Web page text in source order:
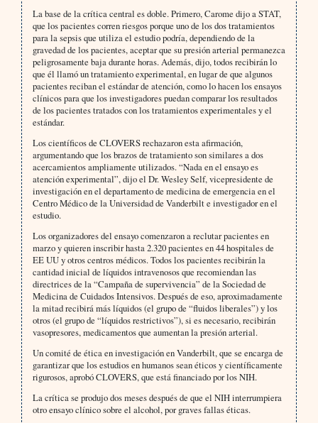
La base de la crítica central es doble. Primero, Carome dijo a STAT,
que los pacientes corren riesgos porque uno de los dos tratamientos
para la sepsis que utiliza el estudio podría, dependiendo de la
gravedad de los pacientes, aceptar que su presión arterial permanezca
peligrosamente baja durante horas. Además, dijo, todos recibirán lo
que él llamó un tratamiento experimental, en lugar de que algunos
pacientes reciban el estándar de atención, como lo hacen los ensayos
clínicos para que los investigadores puedan comparar los resultados
de los pacientes tratados con los tratamientos experimentales y el
estándar.
Los científicos de CLOVERS rechazaron esta afirmación,
argumentando que los brazos de tratamiento son similares a dos
acercamientos ampliamente utilizados. “Nada en el ensayo es
atención experimental”, dijo el Dr. Wesley Self, vicepresidente de
investigación en el departamento de medicina de emergencia en el
Centro Médico de la Universidad de Vanderbilt e investigador en el
estudio.
Los organizadores del ensayo comenzaron a reclutar pacientes en
marzo y quieren inscribir hasta 2.320 pacientes en 44 hospitales de
EE UU y otros centros médicos. Todos los pacientes recibirán la
cantidad inicial de líquidos intravenosos que recomiendan las
directrices de la “Campaña de supervivencia” de la Sociedad de
Medicina de Cuidados Intensivos. Después de eso, aproximadamente
la mitad recibirá más líquidos (el grupo de “fluidos liberales”) y los
otros (el grupo de “líquidos restrictivos”), si es necesario, recibirán
vasopresores, medicamentos que aumentan la presión arterial.
Un comité de ética en investigación en Vanderbilt, que se encarga de
garantizar que los estudios en humanos sean éticos y científicamente
rigurosos, aprobó CLOVERS, que está financiado por los NIH.
La crítica se produjo dos meses después de que el NIH interrumpiera
otro ensayo clínico sobre el alcohol, por graves fallas éticas.